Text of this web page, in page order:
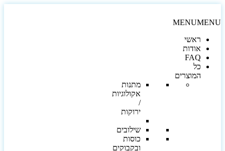
MENU
ראשי
אודות
FAQ
כל
המוצרים
מתנות
אקולוגיות
ירוקות
שילובים
כוסות
ובקבוקים